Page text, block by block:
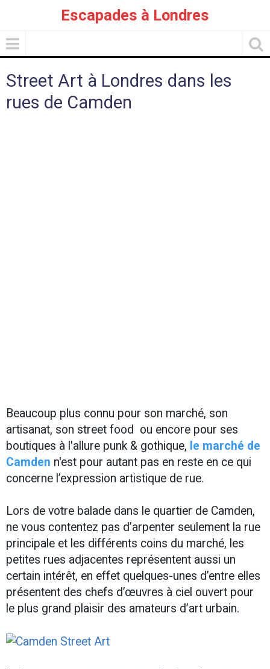
Escapades à Londres
Street Art à Londres dans les
rues de Camden
Beaucoup plus connu pour son marché, son
artisanat, son street food ou encore pour ses
boutiques à l'allure punk & gothique, le marché de
Camden n'est pour autant pas en reste en ce qui
concerne l’expression artistique de rue.
Lors de votre balade dans le quartier de Camden,
ne vous contentez pas d’arpenter seulement la rue
principale et les différents coins du marché, les
petites rues adjacentes représentent aussi un
certain intérêt, en effet quelques-unes d’entre elles
présentent des chefs d’œuvres à ciel ouvert pour
le plus grand plaisir des amateurs d’art urbain.